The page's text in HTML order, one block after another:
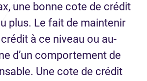
une bonne cote de crédit
plus. Le fait de maintenir
à ce niveau ou au-
d’un comportement de
Une cote de crédit